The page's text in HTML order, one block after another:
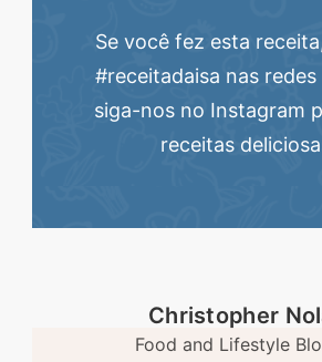
Se você fez esta
#receitadaisa nas redes
siga-nos no Instagram
receitas
Christopher
Food and Lifestyle